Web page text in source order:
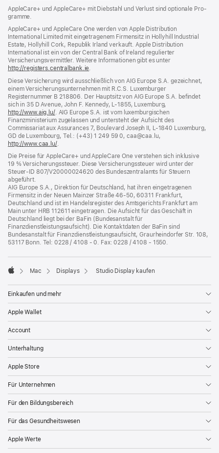
neues
AppleCare+ und AppleCare+ mit Dieb­stahl und Verlust sind optionale Pro­
gramme.
AppleCare+ und AppleCare One werden von Apple Distribution
International Limited mit eingetragenem Firmensitz in Hollyhill Industrial
Estate, Hollyhill Cork, Republik Irland verkauft. Apple Distribution
International ist ein von der Central Bank of Ireland regulierter
Versicherungsvermittler. Weitere Informationen gibt es unter
http://registers.centralbank.ie(Öffnet
neues
Fenster)
.
Diese Versicherung wird ausschließlich von AIG Europe S.A. gezeichnet,
einem Versicherungsunternehmen mit R.C.S. Luxemburger
Registernummer B 218806. Der Hauptsitz von AIG Europe S.A. befindet
sich in 35 D Avenue, John F. Kennedy, L‑1855, Luxemburg,
http://www.aig.lu/(Öffnet
ein
neues
Fenster)
. AIG Europe S.A. ist vom luxemburgischen
Finanzministerium zugelassen und untersteht der Aufsicht des
Commissariat aux Assurances 7, Boulevard Joseph II, L‑1840 Luxemburg,
GD de Luxembourg, Tel.: (+43) 1 249 59 0, caa@caa.lu,
http://www.caa.lu/(Öffnet
neues
Fenster)
.
Die Preise für AppleCare+ und AppleCare One verstehen sich inklusive
19 % Versicherungssteuer. Diese Versicherungssteuer wird unter der
Steuer‑ID 807/V20000024620 des Bundeszentralamts für Steuern
abgeführt.
AIG Europe S.A., Direktion für Deutschland, hat ihren eingetragenen
Firmensitz in der Neuen Mainzer Straße 46‑50, 60311 Frankfurt,
Deutschland und ist im Handelsregister des Amtsgerichts Frankfurt am
Main unter HRB 112611 eingetragen. Die Aufsicht für das Geschäft in
Deutschland liegt bei der BaFin (Bundesanstalt für
Finanzdienstleistungsaufsicht). Die Kontaktdaten der BaFin sind
Bundesanstalt für Finanzdienstleistungsaufsicht, Graurheindorfer Str. 108,
53117 Bonn. Tel: 0228 / 4108 - 0. Fax: 0228 / 4108 - 1550.
Mac Displays Studio Display kaufen
Einkaufen und mehr
Apple Wallet
Account
Unterhaltung
Apple Store
Für Unternehmen
Für den Bildungsbereich
Für das Gesundheitswesen
Apple Werte